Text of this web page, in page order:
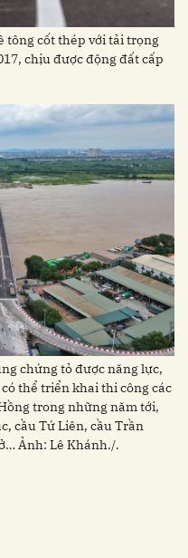
tông cốt thép với tải trọng
chịu được động đất cấp
chứng tỏ được năng lực,
thể triển khai thi công các
trong những năm tới,
cầu Tứ Liên, cầu Trần
Ảnh: Lê Khánh./.